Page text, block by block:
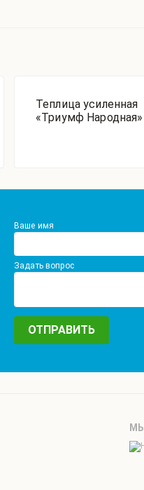
Теплица усиленная
«Триумф Народная»
Ваше имя
Задать вопрос